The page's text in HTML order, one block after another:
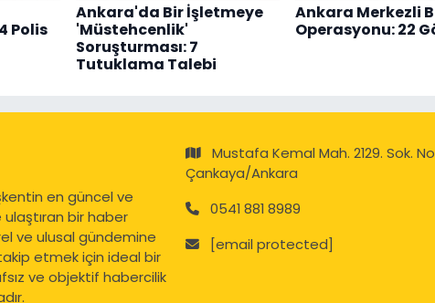
Polis
Ankara'da Bir İşletmeye
'Müstehcenlik'
Soruşturması: 7
Tutuklama Talebi
Ankara Merkezli
Operasyonu: 22
en güncel ve
bir haber
ve ulusal gündemine
etmek için ideal bir
ve objektif habercilik
Mustafa Kemal Mah. 2129. Sok.
Çankaya/Ankara
0541 881 8989
[email protected]